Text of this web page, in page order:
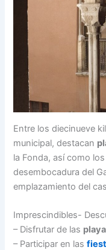
Entre los diecinueve
municipal, destacan
la Fonda, así como
desembocadura del
emplazamiento del
Imprescindibles-
– Disfrutar de las
– Participar en las